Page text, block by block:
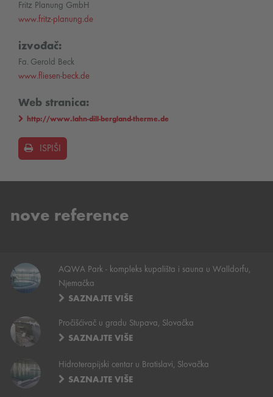
Fritz Planung GmbH
www.fritz-planung.de
izvođač:
Fa. Gerold Beck
www.fliesen-beck.de
Web stranica:
http://www.lahn-dill-bergland-therme.de
ISPIŠI
nove reference
AQWA Park - kompleks kupališta i sauna u Walldorfu,
Njemačka
SAZNAJTE VIŠE
Pročišćivač u gradu Stupava, Slovačka
SAZNAJTE VIŠE
Hidroterapijski centar u Bratislavi, Slovačka
SAZNAJTE VIŠE